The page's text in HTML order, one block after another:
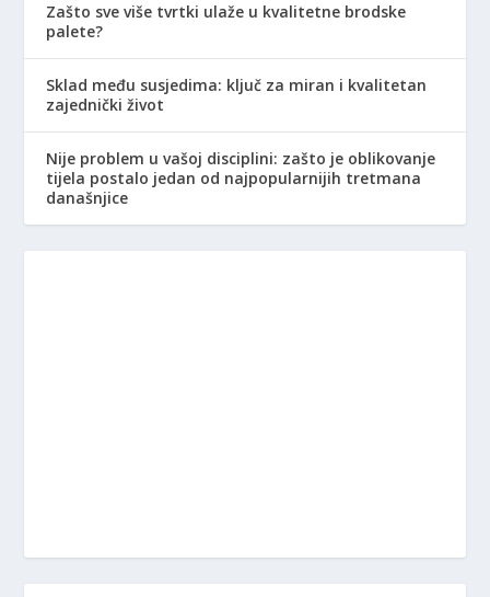
Zašto sve više tvrtki ulaže u kvalitetne brodske
palete?
Sklad među susjedima: ključ za miran i kvalitetan
zajednički život
Nije problem u vašoj disciplini: zašto je oblikovanje
tijela postalo jedan od najpopularnijih tretmana
današnjice